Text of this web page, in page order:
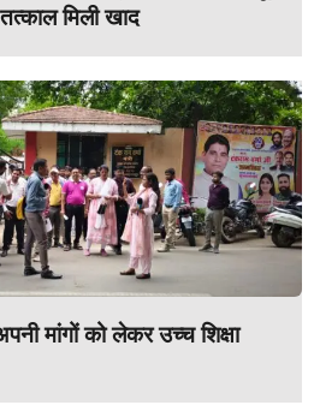
मिली खाद
मांगों को लेकर उच्च शिक्षा